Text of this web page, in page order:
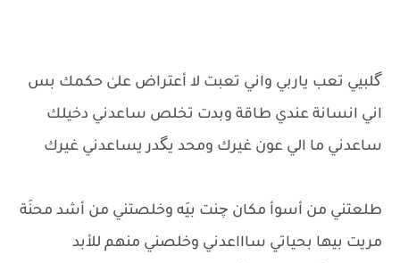
گلبيي تعب ياربي واني تعبت لا أعتراض علىٰ حكمك بس
اني انسانة عندي طاقة وبدت تخلص ساعدني دخيلك
ساعدني ما الي عون غيرك ومحد يگدر يساعدني غيرك
طلعتني من أسوأ مكان چنت بيَه وخلصتني من أشد محنَة
مريت بيها بحياتي ساااعدني وخلصني منهم للأبد